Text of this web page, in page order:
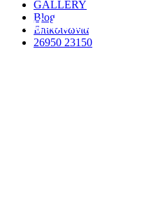
GALLERY
Blog
Επικοινωνια
26950 23150
Portfolio Standard